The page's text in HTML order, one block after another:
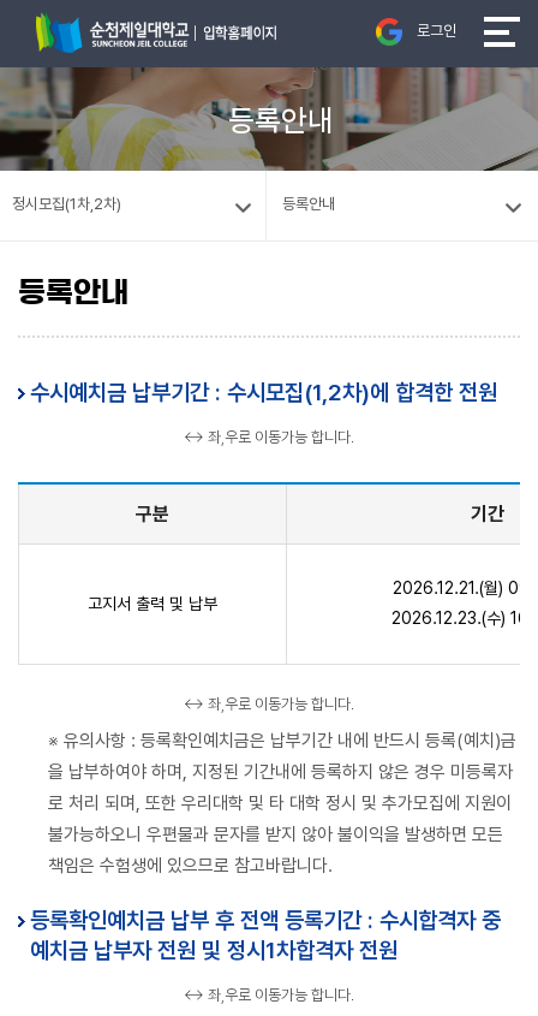
로그인
등록안내
정시모집(1차,2차) 등록안내
등록안내
수시예치금 납부기간 : 수시모집(1,2차)에 합격한 전원
↔ 좌,우로 이동가능 합니다.
구분 기간
고지서 출력 및 납부
2026.12.21.(월)
2026.12.23.(수)
↔ 좌,우로 이동가능 합니다.
※ 유의사항 : 등록확인예치금은 납부기간 내에 반드시 등록(예치)금
을 납부하여야 하며, 지정된 기간내에 등록하지 않은 경우 미등록자
로 처리 되며, 또한 우리대학 및 타 대학 정시 및 추가모집에 지원이
불가능하오니 우편물과 문자를 받지 않아 불이익을 발생하면 모든
책임은 수험생에 있으므로 참고바랍니다.
등록확인예치금 납부 후 전액 등록기간 : 수시합격자 중
예치금 납부자 전원 및 정시1차합격자 전원
↔ 좌,우로 이동가능 합니다.